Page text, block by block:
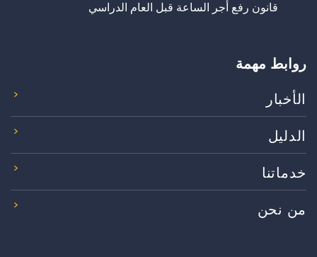
قانون رفع أجر الساعة قبل العام الدراسي
روابط مهمة
الأخبار
الدليل
خدماتنا
من نحن